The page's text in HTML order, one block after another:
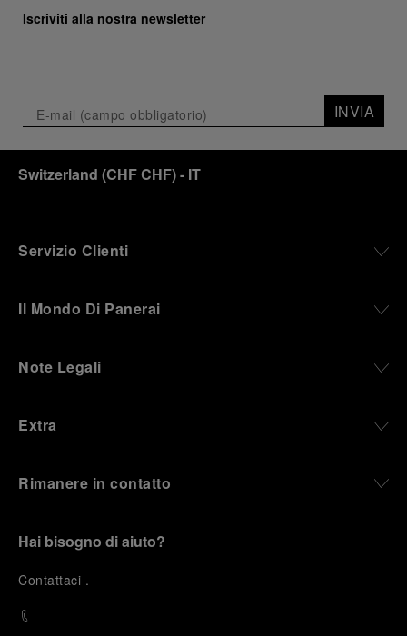
Iscriviti alla nostra newsletter
INVIA
Switzerland (CHF CHF)- IT
Servizio Clienti
Il Mondo Di Panerai
Note Legali
Extra
Rimanere in contatto
Hai bisogno di aiuto?
Contattaci .